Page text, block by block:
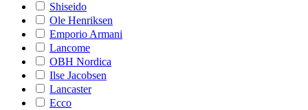
Shiseido
Ole Henriksen
Emporio Armani
Lancome
OBH Nordica
Ilse Jacobsen
Lancaster
Ecco